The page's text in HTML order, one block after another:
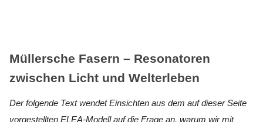
Müllersche Fasern – Resonatoren
zwischen Licht und Welterleben
Der folgende Text wendet Einsichten aus dem auf dieser Seite
vorgestellten ELEA-Modell auf die Frage an, warum wir mit